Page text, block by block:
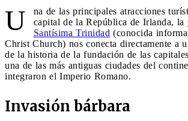
U
na de las principales atracciones
capital de la República de Irlanda, la
Santísima Trinidad (conocida
Christ Church) nos conecta directamente a
de la historia de la fundación de las
una de las más antiguas ciudades del
integraron el Imperio Romano.
Invasión bárbara